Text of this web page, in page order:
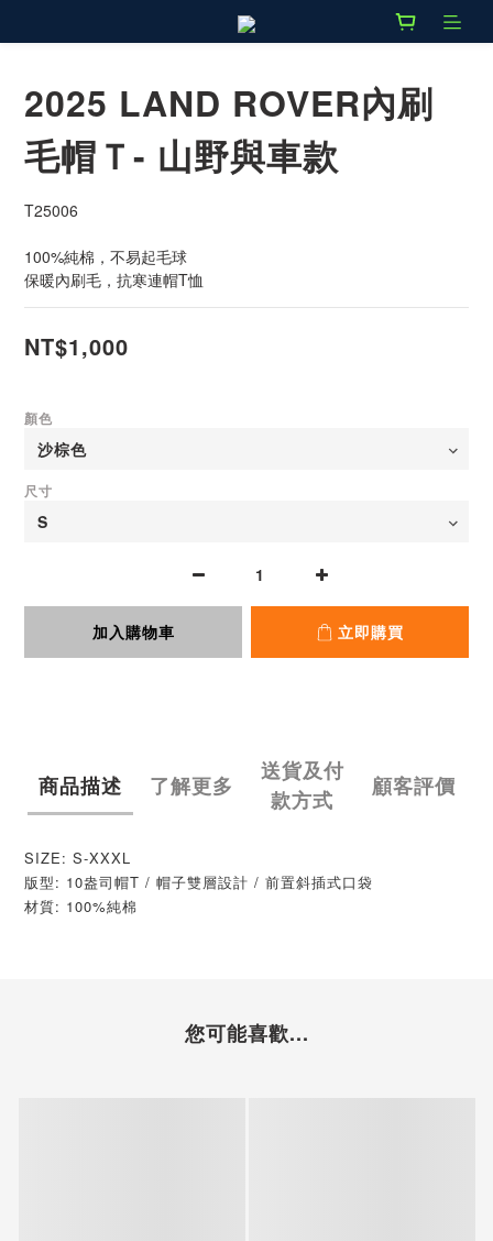
2025 LAND ROVER內刷
毛帽Ｔ- 山野與車款
T25006
100%純棉，不易起毛球
保暖內刷毛，抗寒連帽T恤
NT$1,000
顏色
尺寸
加入購物車 立即購買
商品描述 了解更多
送貨及付
款方式
顧客評價
SIZE: S-XXXL
版型: 10盎司帽T / 帽子雙層設計 / 前置斜插式口袋
材質: 100%純棉
您可能喜歡...